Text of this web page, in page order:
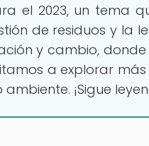
el 2023, un tema
de residuos y la
y cambio,
a explorar
¡Sigue